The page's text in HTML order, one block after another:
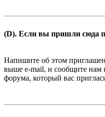
(D). Если вы пришли сюда
Напишите об этом
выше e-mail, и сообщите нам
форума, который вас